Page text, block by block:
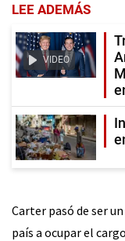
LEE ADEMÁS
VIDEO
Carter pasó de ser
país a ocupar el